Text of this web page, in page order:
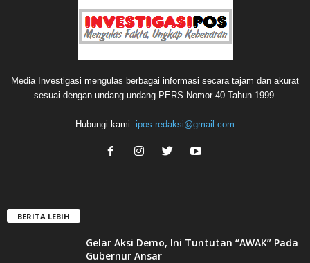
Media Investigasi mengulas berbagai informasi secara tajam dan akurat
sesuai dengan undang-undang PERS Nomor 40 Tahun 1999.
Hubungi kami: ipos.redaksi@gmail.com
BERITA LEBIH
Gelar Aksi Demo, Ini Tuntutan “AWAK” Pada
Gubernur Ansar